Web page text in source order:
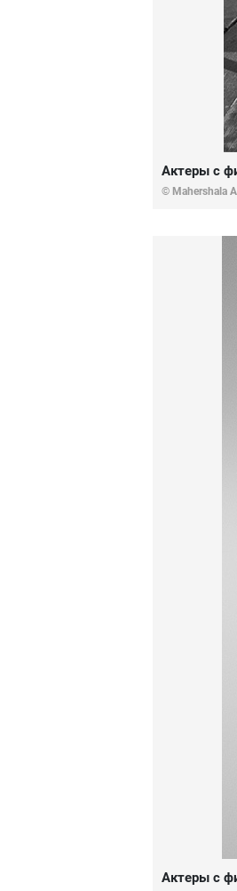
Актеры с
© Mahershala
Актеры с